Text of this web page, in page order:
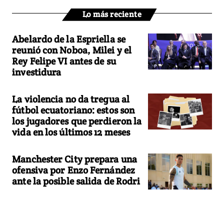
Lo más reciente
Abelardo de la Espriella se
reunió con Noboa, Milei y el
Rey Felipe VI antes de su
investidura
La violencia no da tregua al
fútbol ecuatoriano: estos son
los jugadores que perdieron la
vida en los últimos 12 meses
Manchester City prepara una
ofensiva por Enzo Fernández
ante la posible salida de Rodri